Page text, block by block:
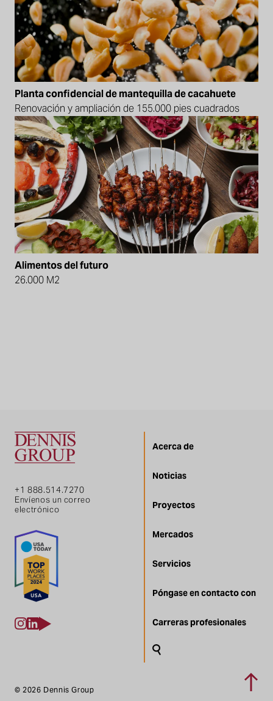
Planta confidencial de mantequilla de cacahuete
Renovación y ampliación de 155.000 pies cuadrados
Alimentos del futuro
26.000 M2
+1 888.514.7270
Envíenos un correo
electrónico
Acerca de
Noticias
Proyectos
Mercados
Servicios
Póngase en contacto con
Carreras profesionales
© 2026 Dennis Group